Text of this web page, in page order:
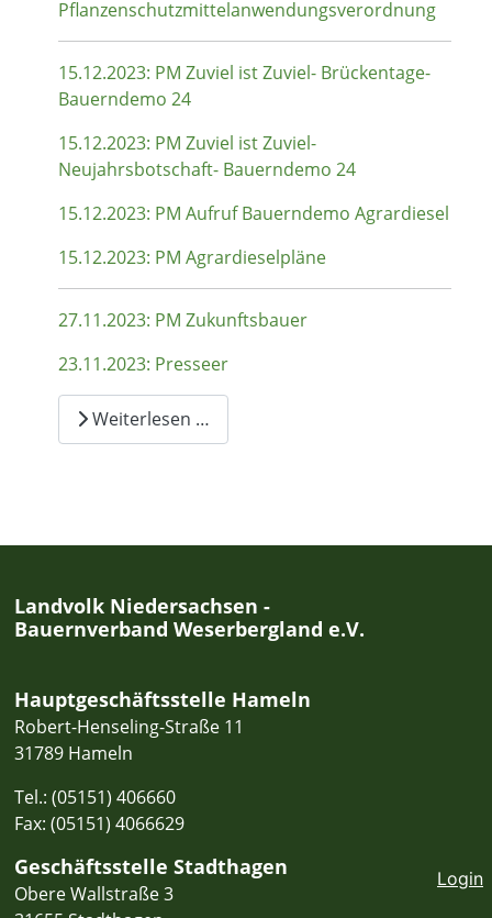
Pflanzenschutzmittelanwendungsverordnung
15.12.2023: PM Zuviel ist Zuviel- Brückentage-
Bauerndemo 24
15.12.2023: PM Zuviel ist Zuviel-
Neujahrsbotschaft- Bauerndemo 24
15.12.2023: PM Aufruf Bauerndemo Agrardiesel
15.12.2023: PM Agrardieselpläne
27.11.2023: PM Zukunftsbauer
23.11.2023: Presseer
Weiterlesen …
Landvolk Niedersachsen -
Bauernverband Weserbergland e.V.
Hauptgeschäftsstelle Hameln
Robert-Henseling-Straße 11
31789 Hameln
Tel.: (05151) 406660
Fax: (05151) 4066629
Geschäftsstelle Stadthagen
Obere Wallstraße 3
Login